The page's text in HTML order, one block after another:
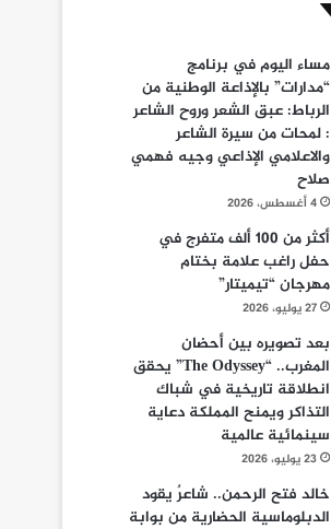
مساء اليوم في برنامج
“مدارات” بالإذاعة الوطنية من
الرباط: عبق الشعر وروح الشاعر
: لمحات من سيرة الشاعر
والاعلامي الإذاعي وجيه فهمي
صلاح
4 أغسطس، 2026
أكثر من 100 ألف متفرج في
حفل راغب علامة بختام
مهرجان “تيميتار”
27 يوليو، 2026
بعد تصويره بين أحضان
المغرب.. “The Odyssey” يحقق
انطلاقة تاريخية في شباك
التذاكر ويمنح المملكة دعاية
سينمائية عالمية
23 يوليو، 2026
خالد فتح الرحمن.. شاعرٌ يقود
الدبلوماسية الحضارية من بوابة